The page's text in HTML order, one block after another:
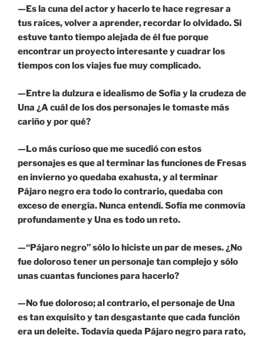
—Es la cuna del actor y hacerlo te hace regresar a
tus raíces, volver a aprender, recordar lo olvidado. Si
estuve tanto tiempo alejada de él fue porque
encontrar un proyecto interesante y cuadrar los
tiempos con los viajes fue muy complicado.
—Entre la dulzura e idealismo de Sofia y la crudeza de
Una ¿A cuál de los dos personajes le tomaste más
cariño y por qué?
—Lo más curioso que me sucedió con estos
personajes es que al terminar las funciones de Fresas
en invierno yo quedaba exahusta, y al terminar
Pájaro negro era todo lo contrario, quedaba con
exceso de energía. Nunca entendí. Sofía me conmovía
profundamente y Una es todo un reto.
—“Pájaro negro” sólo lo hiciste un par de meses. ¿No
fue doloroso tener un personaje tan complejo y sólo
unas cuantas funciones para hacerlo?
—No fue doloroso; al contrario, el personaje de Una
es tan exquisito y tan desgastante que cada función
era un deleite. Todavía queda Pájaro negro para rato,